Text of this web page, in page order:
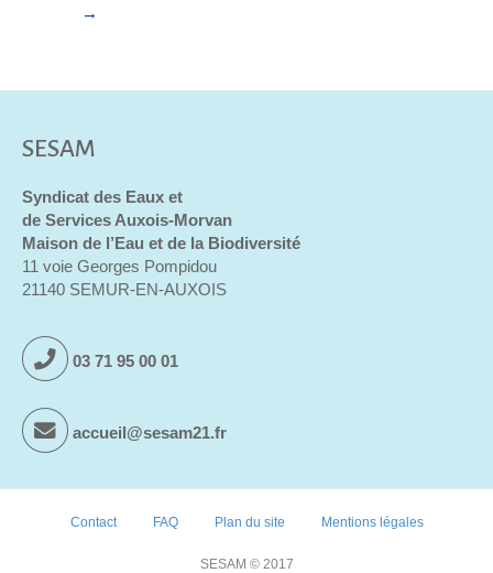
→
SESAM
Syndicat des Eaux et
de Services Auxois-Morvan
Maison de l’Eau et de la Biodiversité
11 voie Georges Pompidou
21140 SEMUR-EN-AUXOIS
03 71 95 00 01
accueil@sesam21.fr
Contact FAQ Plan du site Mentions légales
SESAM © 2017